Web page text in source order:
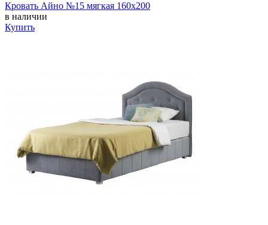
Кровать Айно №15 мягкая 160х200
в наличии
Купить